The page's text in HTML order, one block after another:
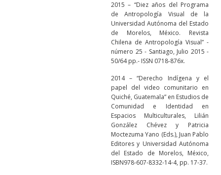
2015 – “Diez años del Programa
de Antropología Visual de la
Universidad Autónoma del Estado
de Morelos, México. Revista
Chilena de Antropología Visual” -
número 25 - Santiago, Julio 2015 -
50/64 pp.- ISSN 0718-876x.
2014 – “Derecho Indígena y el
papel del video comunitario en
Quiché, Guatemala” en Estudios de
Comunidad e Identidad en
Espacios Multiculturales, Lilián
González Chévez y Patricia
Moctezuma Yano (Eds.), Juan Pablo
Editores y Universidad Autónoma
del Estado de Morelos, México,
ISBN978-607-8332-14-4, pp. 17-37.